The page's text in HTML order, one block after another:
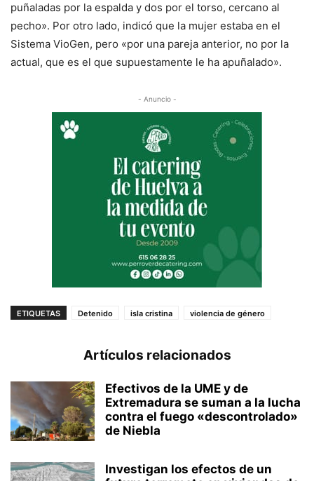
puñaladas por la espalda y dos por el torso, cercano al
pecho». Por otro lado, indicó que la mujer estaba en el
Sistema VioGen, pero «por una pareja anterior, no por la
actual, que es el que supuestamente le ha apuñalado».
- Anuncio -
ETIQUETAS Detenido isla cristina violencia de género
Artículos relacionados
Efectivos de la UME y de
Extremadura se suman a la lucha
contra el fuego «descontrolado»
de Niebla
Investigan los efectos de un